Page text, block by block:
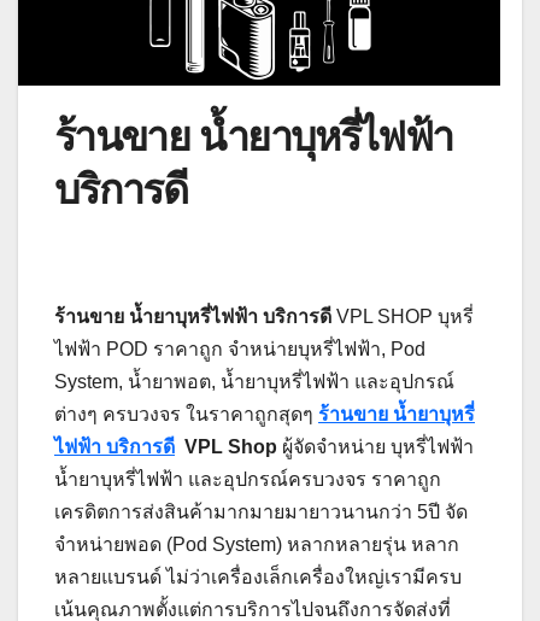
ร้านขาย น้ำยาบุหรี่ไฟฟ้า
บริการดี
ร้านขาย น้ำยาบุหรี่ไฟฟ้า บริการดี VPL SHOP บุหรี่
ไฟฟ้า POD ราคาถูก จำหน่ายบุหรี่ไฟฟ้า, Pod
System, น้ำยาพอต, น้ำยาบุหรี่ไฟฟ้า และอุปกรณ์
ต่างๆ ครบวงจร ในราคาถูกสุดๆ ร้านขาย น้ำยาบุหรี่
ไฟฟ้า บริการดี VPL Shop ผู้จัดจำหน่าย บุหรี่ไฟฟ้า
น้ำยาบุหรี่ไฟฟ้า และอุปกรณ์ครบวงจร ราคาถูก
เครดิตการส่งสินค้ามากมายมายาวนานกว่า 5ปี จัด
จำหน่ายพอด (Pod System) หลากหลายรุ่น หลาก
หลายแบรนด์ ไม่ว่าเครื่องเล็กเครื่องใหญ่เรามีครบ
เน้นคุณภาพตั้งแต่การบริการไปจนถึงการจัดส่งที่